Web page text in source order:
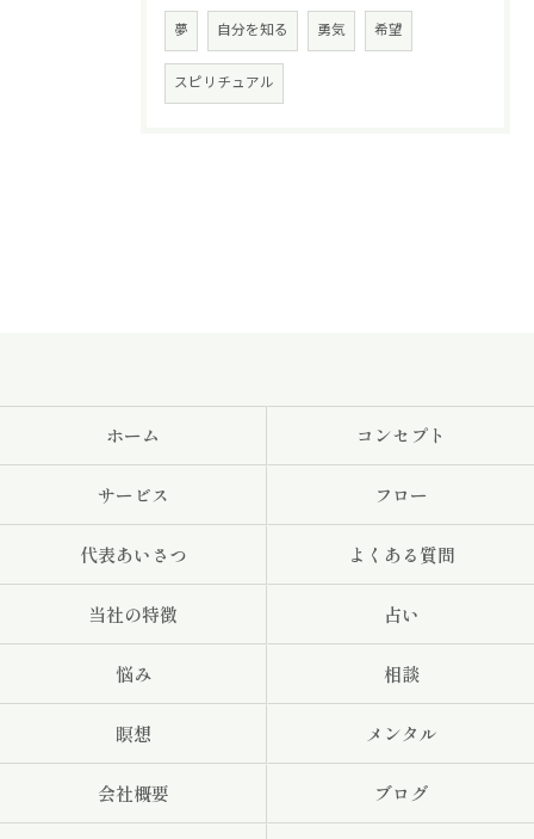
夢 自分を知る 勇気 希望
スピリチュアル
ホーム コンセプト
サービス フロー
代表あいさつ よくある質問
当社の特徴 占い
悩み 相談
瞑想 メンタル
会社概要 ブログ